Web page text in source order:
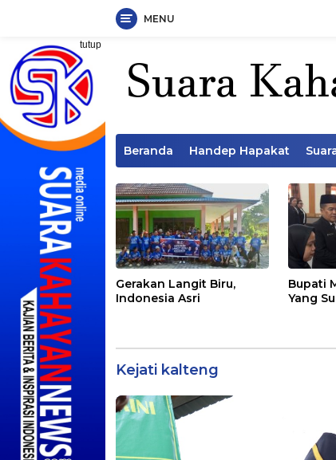
Langsung
konten
MENU
tutup
Beranda Handep Hapakat
Gerakan Langit Biru,
Indonesia Asri
Bupati
Yang
Kejati kalteng